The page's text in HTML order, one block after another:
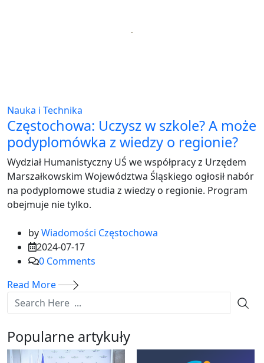
Nauka i Technika
Częstochowa: Uczysz w szkole? A może
podyplomówka z wiedzy o regionie?
Wydział Humanistyczny UŚ we współpracy z Urzędem
Marszałkowskim Województwa Śląskiego ogłosił nabór
na podyplomowe studia z wiedzy o regionie. Program
obejmuje nie tylko.
byWiadomości Częstochowa
2024-07-17
0 Comments
Read More
Popularne artykuły